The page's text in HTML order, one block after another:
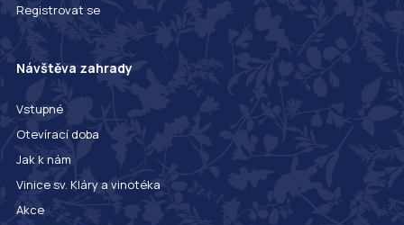
Registrovat se
Návštěva zahrady
Vstupné
Otevírací doba
Jak k nám
Vinice sv. Kláry a vinotéka
Akce